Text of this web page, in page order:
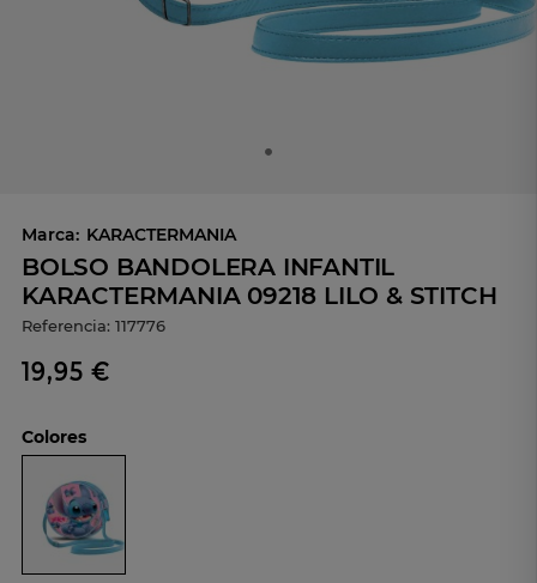
Marca: KARACTERMANIA
BOLSO BANDOLERA INFANTIL
KARACTERMANIA 09218 LILO & STITCH
Referencia: 117776
19,95 €
Colores